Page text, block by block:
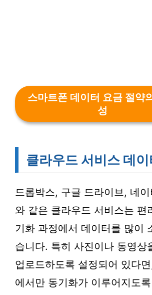
스마트폰 데이터 요금 절약
성
클라우드 서비스 데이
드롭박스, 구글 드라이브, 네
와 같은 클라우드 서비스는 편
기화 과정에서 데이터를 많이
습니다. 특히 사진이나 동영상
업로드하도록 설정되어 있다
에서만 동기화가 이루어지도